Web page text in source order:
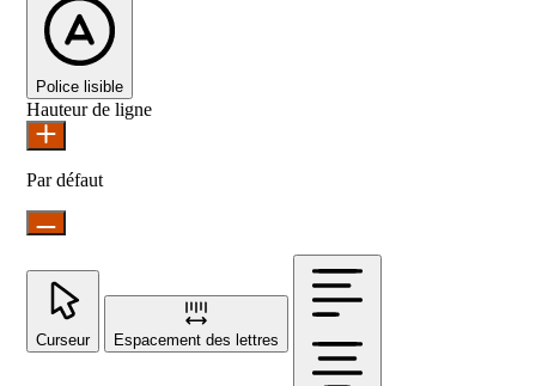
Police lisible
Hauteur de ligne
Par défaut
Curseur Espacement des lettres